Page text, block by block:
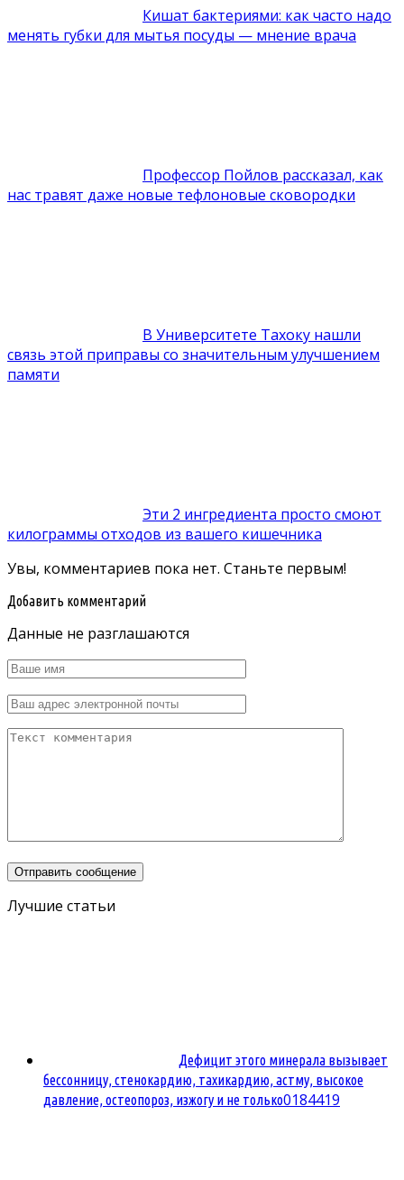
Кишат бактериями: как часто надо
менять губки для мытья посуды — мнение врача
Профессор Пойлов рассказал, как
нас травят даже новые тефлоновые сковородки
В Университете Тахоку нашли
связь этой приправы со значительным улучшением
памяти
Эти 2 ингредиента просто смоют
килограммы отходов из вашего кишечника
Увы, комментариев пока нет. Станьте первым!
Добавить комментарий
Данные не разглашаются
Лучшие статьи
Дефицит этого минерала вызывает
бессонницу, стенокардию, тахикардию, астму, высокое
давление, остеопороз, изжогу и не только0184419